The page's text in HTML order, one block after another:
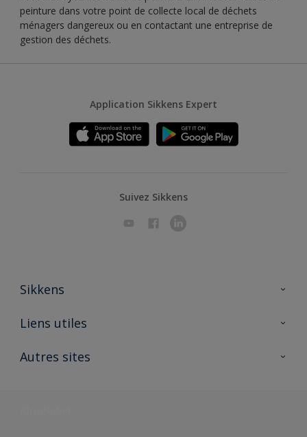
peinture dans votre point de collecte local de déchets
ménagers dangereux ou en contactant une entreprise de
gestion des déchets.
Application Sikkens Expert
Suivez Sikkens
Sikkens
A propos de Sikkens
Liens utiles
Ouvrir un magasin PASS
Autres sites